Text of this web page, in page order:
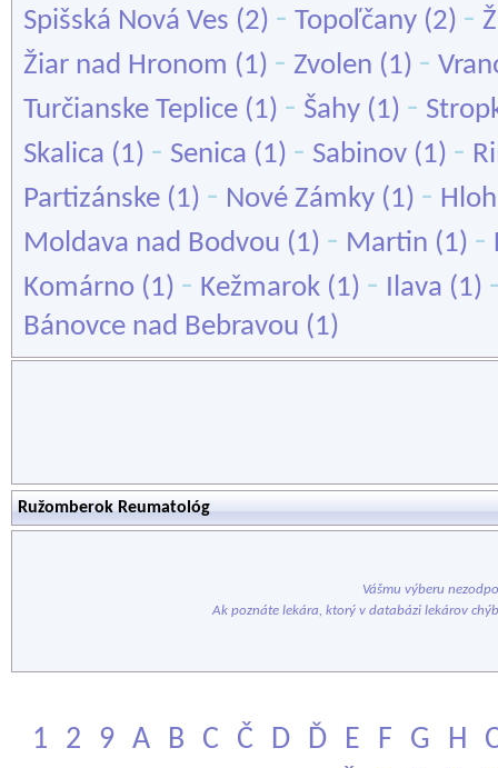
Spišská Nová Ves (2) - Topoľčany (2) -
Žiar nad Hronom (1) - Zvolen (1) -
Turčianske Teplice (1) - Šahy (1) -
Skalica (1) - Senica (1) - Sabinov (1) -
Partizánske (1) - Nové Zámky (1) -
Moldava nad Bodvou (1) - Martin (1) -
Komárno (1) - Kežmarok (1) - Ilava (1)
Bánovce nad Bebravou (1)
Ružomberok Reumatológ
Vášmu výberu
Ak poznáte lekára, ktorý v databázi lekárov
1 2 9 A B C Č D Ď E F G H